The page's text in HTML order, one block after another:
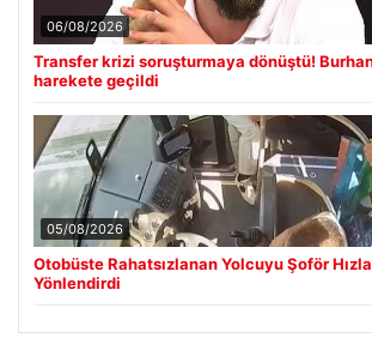
06/08/2026
Transfer krizi soruşturmaya dönüştü!
harekete geçildi
05/08/2026
Otobüste Rahatsızlanan Yolcuyu Şoför
Yönlendirdi